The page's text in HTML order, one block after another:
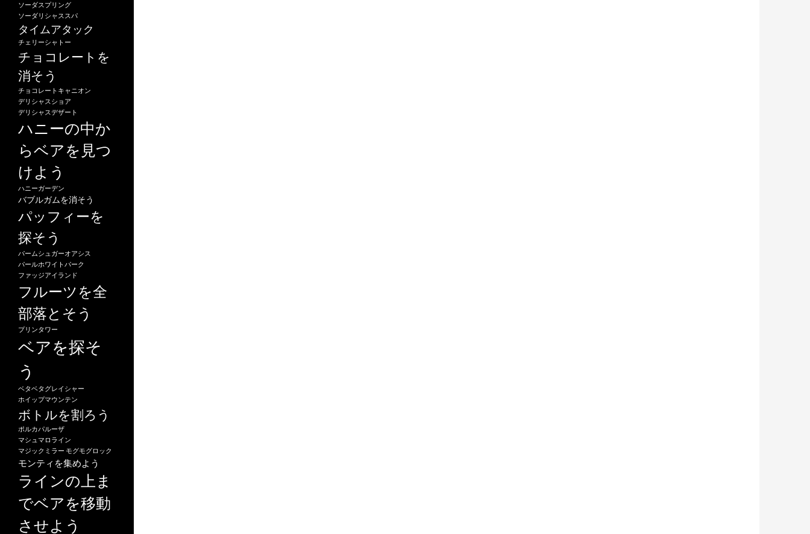
ソーダスプリング
ソーダリシャススパ
タイムアタック
チェリーシャトー
チョコレートを
消そう
チョコレートキャニオン
デリシャスショア
デリシャスデザート
ハニーの中か
らベアを見つ
けよう
ハニーガーデン
バブルガムを消そう
パッフィーを
探そう
パームシュガーオアシス
パールホワイトパーク
ファッジアイランド
フルーツを全
部落とそう
プリンタワー
ベアを探そ
う
ベタベタグレイシャー
ホイップマウンテン
ボトルを割ろう
ポルカパルーザ
マシュマロライン
マジックミラー モグモグロック
モンティを集めよう
ラインの上ま
でベアを移動
させよう